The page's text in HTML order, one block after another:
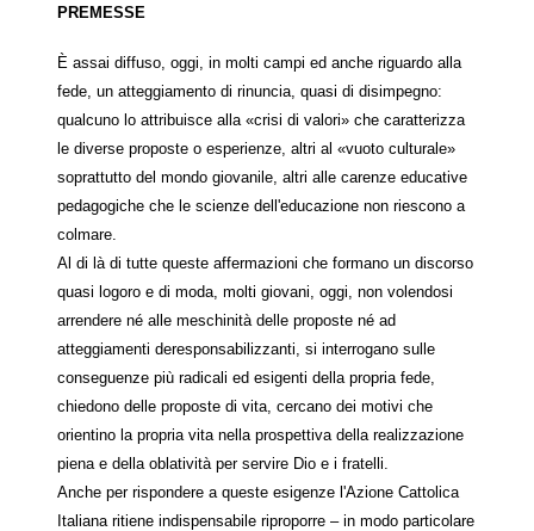
PREMESSE
È assai diffuso, oggi, in molti campi ed anche riguardo alla
fede, un atteggiamento di rinuncia, quasi di disimpegno:
qualcuno lo attribuisce alla «crisi di valori» che caratterizza
le diverse proposte o esperienze, altri al «vuoto culturale»
soprattutto del mondo giovanile, altri alle carenze educative
pedagogiche che le scienze dell'educazione non riescono a
colmare.
Al di là di tutte queste affermazioni che formano un discorso
quasi logoro e di moda, molti giovani, oggi, non volendosi
arrendere né alle meschinità delle proposte né ad
atteggiamenti deresponsabilizzanti, si interrogano sulle
conseguenze più radicali ed esigenti della propria fede,
chiedono delle proposte di vita, cercano dei motivi che
orientino la propria vita nella prospettiva della realizzazione
piena e della oblatività per servire Dio e i fratelli.
Anche per rispondere a queste esigenze l'Azione Cattolica
Italiana ritiene indispensabile riproporre – in modo particolare